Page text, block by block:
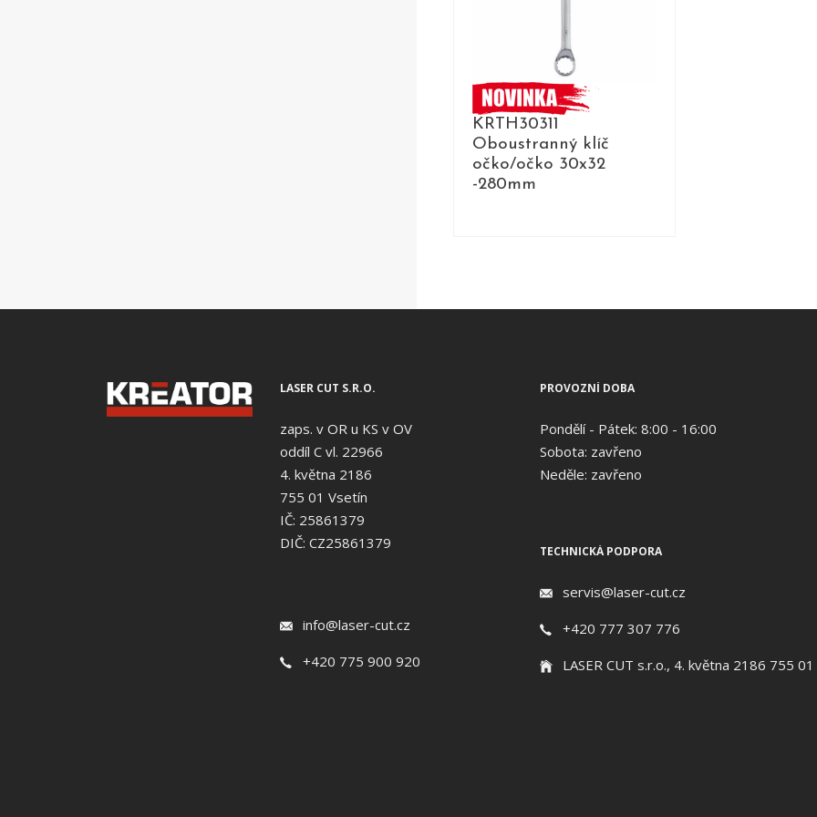
KRTH30311
Oboustranný klíč
očko/očko 30x32
-280mm
LASER CUT S.R.O.
zaps. v OR u KS v OV
oddíl C vl. 22966
4. května 2186
755 01 Vsetín
IČ: 25861379
DIČ: CZ25861379
info@laser-cut.cz
+420 775 900 920
PROVOZNÍ DOBA
Pondělí - Pátek: 8:00 - 16:00
Sobota: zavřeno
Neděle: zavřeno
TECHNICKÁ PODPORA
servis@laser-cut.cz
+420 777 307 776
LASER CUT s.r.o., 4. května 2186 755